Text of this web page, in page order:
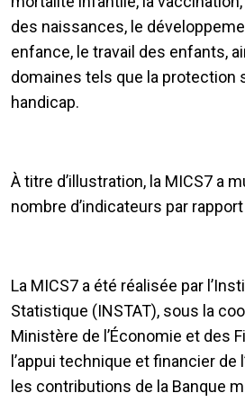
des naissances, le
enfance, le travail des enfants,
domaines tels que la protection
handicap.
À titre d’illustration, la MICS7 a
nombre d’indicateurs par
La MICS7 a été réalisée par
Statistique (INSTAT), sous la
Ministère de l’Économie et des
l’appui technique et financier de
les contributions de la Banque